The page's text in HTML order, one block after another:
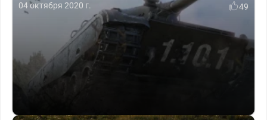
04 октября 2020 г.
49